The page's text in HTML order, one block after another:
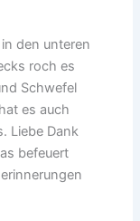
den unteren
roch es
Schwefel
es auch
Liebe Dank
befeuert